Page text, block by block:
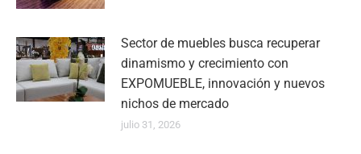
Sector de muebles busca recuperar
dinamismo y crecimiento con
EXPOMUEBLE, innovación y nuevos
nichos de mercado
julio 31, 2026